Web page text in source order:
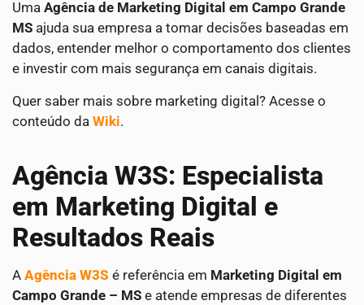
Uma Agência de Marketing Digital em Campo Grande
MS ajuda sua empresa a tomar decisões baseadas em
dados, entender melhor o comportamento dos clientes
e investir com mais segurança em canais digitais.
Quer saber mais sobre marketing digital? Acesse o
conteúdo da Wiki.
Agência W3S: Especialista
em Marketing Digital e
Resultados Reais
A Agência W3S é referência em Marketing Digital em
Campo Grande – MS e atende empresas de diferentes